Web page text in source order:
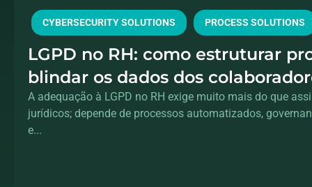
CYBERSECURITY SOLUTIONS PROCESS SOLUTIONS
LGPD no RH: como estruturar
blindar os dados dos
A adequação à LGPD no RH exige muito mais do que
jurídicos; depende de processos automatizados,
e...